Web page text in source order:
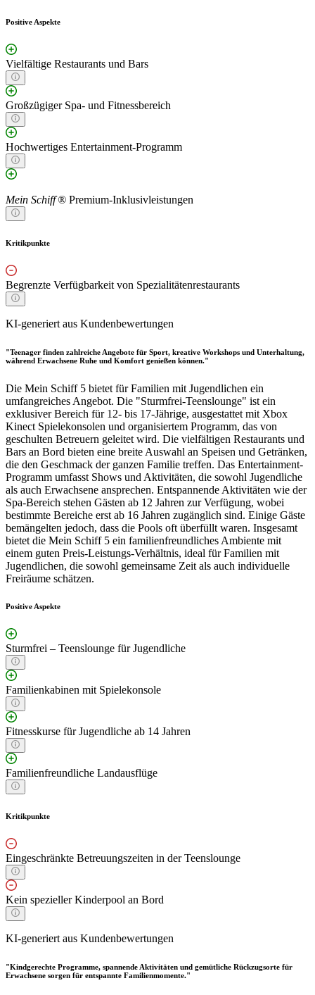
Positive Aspekte
Vielfältige Restaurants und Bars
Großzügiger Spa- und Fitnessbereich
Hochwertiges Entertainment-Programm
Mein Schiff ® Premium-Inklusivleistungen
Kritikpunkte
Begrenzte Verfügbarkeit von Spezialitätenrestaurants
KI-generiert aus Kundenbewertungen
"Teenager finden zahlreiche Angebote für Sport, kreative Workshops und Unterhaltung,
während Erwachsene Ruhe und Komfort genießen können."
Die Mein Schiff 5 bietet für Familien mit Jugendlichen ein
umfangreiches Angebot. Die "Sturmfrei-Teenslounge" ist ein
exklusiver Bereich für 12- bis 17-Jährige, ausgestattet mit Xbox
Kinect Spielekonsolen und organisiertem Programm, das von
geschulten Betreuern geleitet wird. Die vielfältigen Restaurants und
Bars an Bord bieten eine breite Auswahl an Speisen und Getränken,
die den Geschmack der ganzen Familie treffen. Das Entertainment-
Programm umfasst Shows und Aktivitäten, die sowohl Jugendliche
als auch Erwachsene ansprechen. Entspannende Aktivitäten wie der
Spa-Bereich stehen Gästen ab 12 Jahren zur Verfügung, wobei
bestimmte Bereiche erst ab 16 Jahren zugänglich sind. Einige Gäste
bemängelten jedoch, dass die Pools oft überfüllt waren. Insgesamt
bietet die Mein Schiff 5 ein familienfreundliches Ambiente mit
einem guten Preis-Leistungs-Verhältnis, ideal für Familien mit
Jugendlichen, die sowohl gemeinsame Zeit als auch individuelle
Freiräume schätzen.
Positive Aspekte
Sturmfrei – Teenslounge für Jugendliche
Familienkabinen mit Spielekonsole
Fitnesskurse für Jugendliche ab 14 Jahren
Familienfreundliche Landausflüge
Kritikpunkte
Eingeschränkte Betreuungszeiten in der Teenslounge
Kein spezieller Kinderpool an Bord
KI-generiert aus Kundenbewertungen
"Kindgerechte Programme, spannende Aktivitäten und gemütliche Rückzugsorte für
Erwachsene sorgen für entspannte Familienmomente."